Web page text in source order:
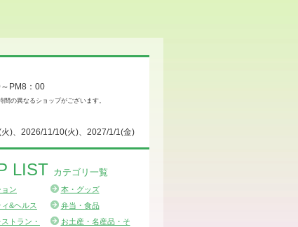
PM8：00
の異なるショップがございます。
)、2026/11/10(火)、2027/1/1(金)
LIST カテゴリ一覧
ン
本・グッズ
&ヘルス
弁当・食品
トラン・
お土産・名産品・そ